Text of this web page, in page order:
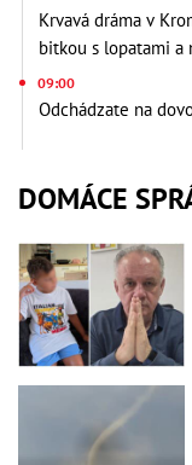
Krvavá dráma v
bitkou s lopatami a
09:00
Odchádzate na
DOMÁCE